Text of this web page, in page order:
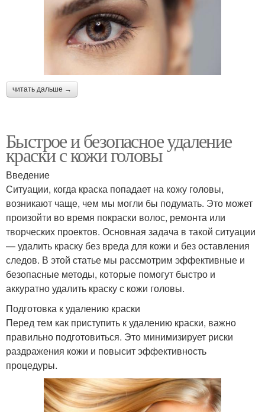
читать дальше →
Быстрое и безопасное удаление
краски с кожи головы
Введение
Ситуации, когда краска попадает на кожу головы,
возникают чаще, чем мы могли бы подумать. Это может
произойти во время покраски волос, ремонта или
творческих проектов. Основная задача в такой ситуации
— удалить краску без вреда для кожи и без оставления
следов. В этой статье мы рассмотрим эффективные и
безопасные методы, которые помогут быстро и
аккуратно удалить краску с кожи головы.
Подготовка к удалению краски
Перед тем как приступить к удалению краски, важно
правильно подготовиться. Это минимизирует риски
раздражения кожи и повысит эффективность
процедуры.